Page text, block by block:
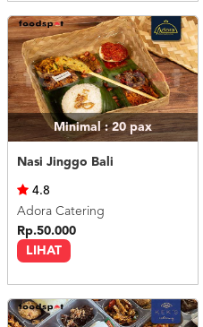
Minimal : 20pax
Nasi Jinggo Bali
LIHAT
4.8
Adora Catering
Rp.50.000